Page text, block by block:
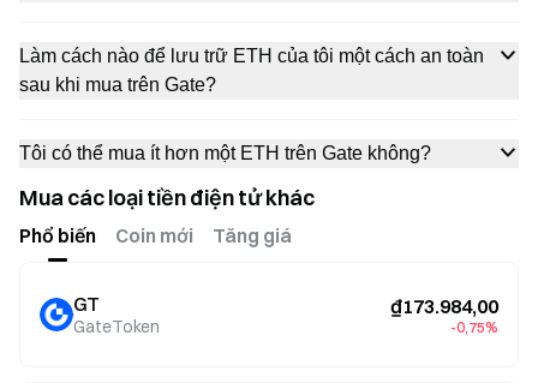
Làm cách nào để lưu trữ ETH của tôi một cách an toàn
sau khi mua trên Gate?
Tôi có thể mua ít hơn một ETH trên Gate không?
Mua các loại tiền điện tử khác
Phổ biến Coin mới Tăng giá
GT
GateToken
₫173.984,00
-0,75%